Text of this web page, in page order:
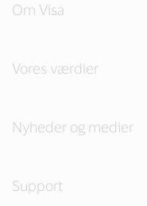
Om Visa
Vores værdier
Nyheder og medier
Support